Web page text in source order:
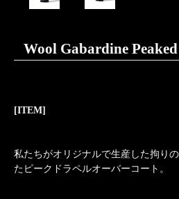
Wool Gabardine
[ITEM]
私たちがオリジナルで生産した拘り
たピークドラペルオーバーコート。